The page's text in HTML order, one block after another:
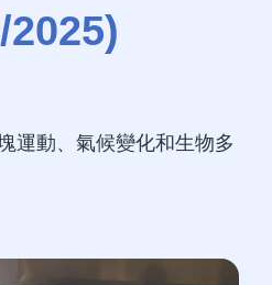
2025)
運動、氣候變化和生物多